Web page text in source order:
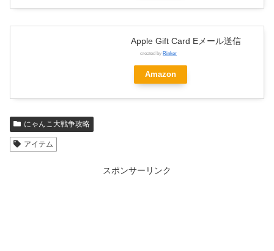
Apple Gift Card Eメール送信
created by Rinker
Amazon
にゃんこ大戦争攻略
アイテム
スポンサーリンク